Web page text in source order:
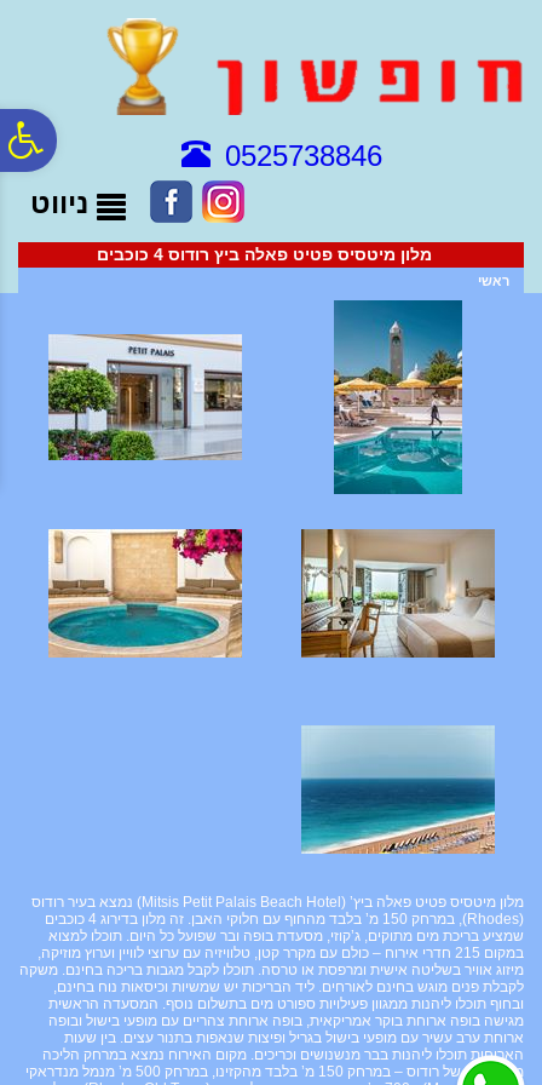
נגישות
0525738846
ניווט
מלון מיטסיס פטיט פאלה ביץ רודוס 4 כוכבים
ראשי
מלון מיטסיס פטיט פאלה ביץ’ (Mitsis Petit Palais Beach Hotel) נמצא בעיר רודוס
(Rhodes), במרחק 150 מ’ בלבד מהחוף עם חלוקי האבן. זה מלון בדירוג 4 כוכבים
שמציע בריכת מים מתוקים, ג’קוזי, מסעדת בופה ובר שפועל כל היום. תוכלו למצוא
במקום 215 חדרי אירוח – כולם עם מקרר קטן, טלוויזיה עם ערוצי לוויין וערוץ מוזיקה,
מיזוג אוויר בשליטה אישית ומרפסת או טרסה. תוכלו לקבל מגבות בריכה בחינם. משקה
לקבלת פנים מוגש בחינם לאורחים. ליד הבריכות יש שמשיות וכיסאות נוח בחינם,
ובחוף תוכלו ליהנות ממגוון פעילויות ספורט מים בתשלום נוסף. המסעדה הראשית
מגישה בופה ארוחת בוקר אמריקאית, בופה ארוחת צהריים עם מופעי בישול ובופה
ארוחת ערב עשיר עם מופעי בישול בגריל ופיצות שנאפות בתנור עצים. בין שעות
הארוחות תוכלו ליהנות בבר מנשנושים וכריכים. מקום האירוח נמצא במרחק הליכה
מהאתרים של רודוס – במרחק 150 מ’ בלבד מהקזינו, במרחק 500 מ’ מנמל מנדראקי